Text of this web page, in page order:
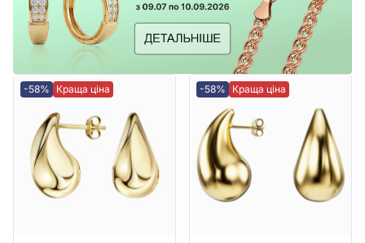
-58% Краща ціна -58% Краща ціна